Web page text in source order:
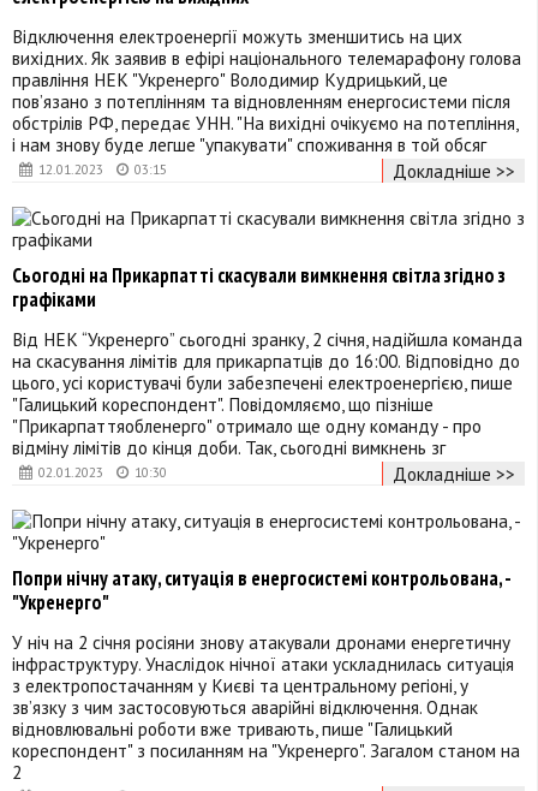
12.01.2023 03:15
Відключення електроенергії можуть зменшитись на цих
вихідних. Як заявив в ефірі національного телемарафону голова
правління НЕК "Укренерго" Володимир Кудрицький, це
пов’язано з потеплінням та відновленням енергосистеми після
обстрілів РФ, передає УНН. "На вихідні очікуємо на потепління,
і нам знову буде легше "упакувати" споживання в той обсяг
Докладніше >>
02.01.2023 10:30
Сьогодні на Прикарпатті скасували вимкнення світла згідно з
графіками
Від НЕК “Укренерго” сьогодні зранку, 2 січня, надійшла команда
на скасування лімітів для прикарпатців до 16:00. Відповідно до
цього, усі користувачі були забезпечені електроенергією, пише
"Галицький кореспондент". Повідомляємо, що пізніше
"Прикарпаттяобленерго" отримало ще одну команду - про
відміну лімітів до кінця доби. Так, сьогодні вимкнень зг
Докладніше >>
Попри нічну атаку, ситуація в енергосистемі контрольована, -
"Укренерго"
У ніч на 2 січня росіяни знову атакували дронами енергетичну
інфраструктуру. Унаслідок нічної атаки ускладнилась ситуація
з електропостачанням у Києві та центральному регіоні, у
зв’язку з чим застосовуються аварійні відключення. Однак
відновлювальні роботи вже тривають, пише "Галицький
кореспондент" з посиланням на "Укренерго". Загалом станом на
2